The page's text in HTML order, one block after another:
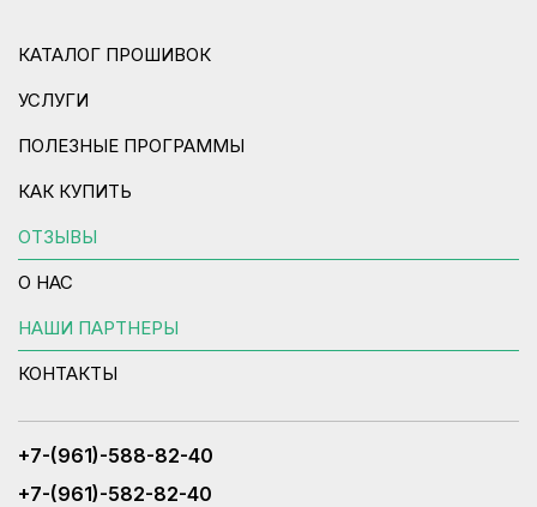
КАТАЛОГ ПРОШИВОК
УСЛУГИ
ПОЛЕЗНЫЕ ПРОГРАММЫ
КАК КУПИТЬ
ОТЗЫВЫ
О НАС
НАШИ ПАРТНЕРЫ
КОНТАКТЫ
+7-(961)-588-82-40
+7-(961)-582-82-40